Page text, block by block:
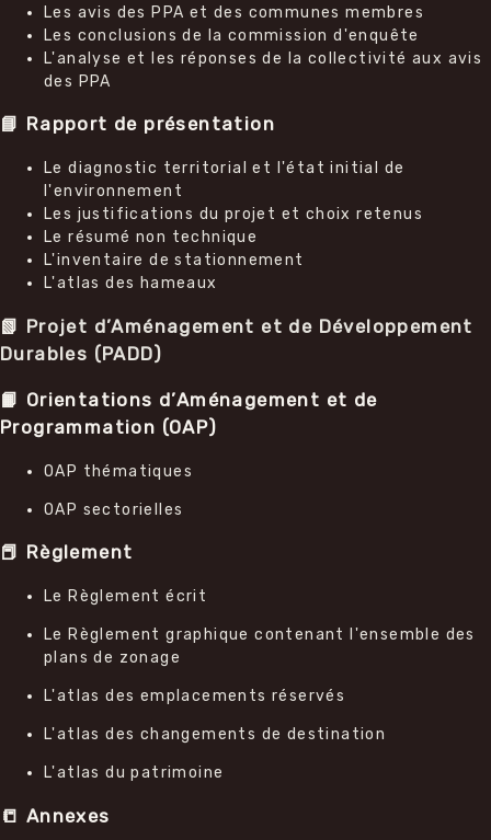
Les avis des PPA et des communes membres
Les conclusions de la commission d'enquête
L'analyse et les réponses de la collectivité aux avis
des PPA
📘 Rapport de présentation
Le diagnostic territorial et l'état initial de
l'environnement
Les justifications du projet et choix retenus
Le résumé non technique
L'inventaire de stationnement
L'atlas des hameaux
📗 Projet d’Aménagement et de Développement
Durables (PADD)
📙 Orientations d’Aménagement et de
Programmation (OAP)
OAP thématiques
OAP sectorielles
📕 Règlement
Le Règlement écrit
Le Règlement graphique contenant l'ensemble des
plans de zonage
L'atlas des emplacements réservés
L'atlas des changements de destination
L'atlas du patrimoine
📒 Annexes